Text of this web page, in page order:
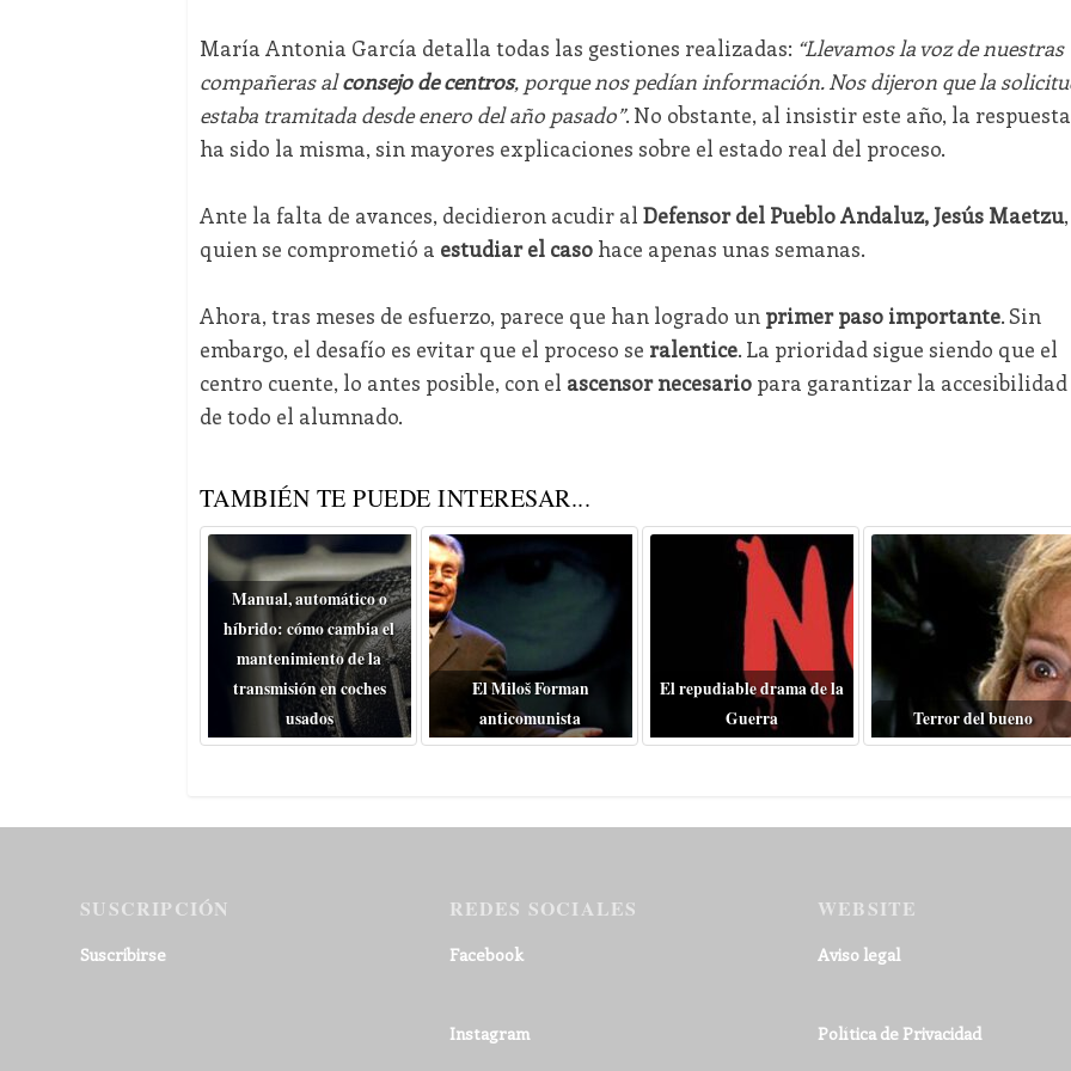
María Antonia García detalla todas las gestiones realizadas: “Llevamos la voz de nuestras
compañeras alconsejo de centros, porque nos pedían información. Nos dijeron que la
estaba tramitada desde enero del año pasado”. No obstante, al insistir este año, la respuesta
ha sido la misma, sin mayores explicaciones sobre el estado real del proceso.
Ante la falta de avances, decidieron acudir al Defensor del Pueblo Andaluz, Jesús Maetzu,
quien se comprometió a estudiar el casohace apenas unas semanas.
Ahora, tras meses de esfuerzo, parece que han logrado un primer paso importante. Sin
embargo, el desafío es evitar que el proceso se ralentice. La prioridad sigue siendo que el
centro cuente, lo antes posible, con el ascensor necesariopara garantizar la accesibilidad
de todo el alumnado.
TAMBIÉN TE PUEDE INTERESAR...
Manual, automático o
híbrido: cómo cambia el
mantenimiento de la
transmisión en coches
usados
El Miloš Forman
anticomunista
El repudiable drama de la
Guerra
Terror del bueno
SUSCRIPCIÓN
Suscribirse
REDES SOCIALES
Facebook
Instagram
WEBSITE
Aviso legal
Política de Privacidad